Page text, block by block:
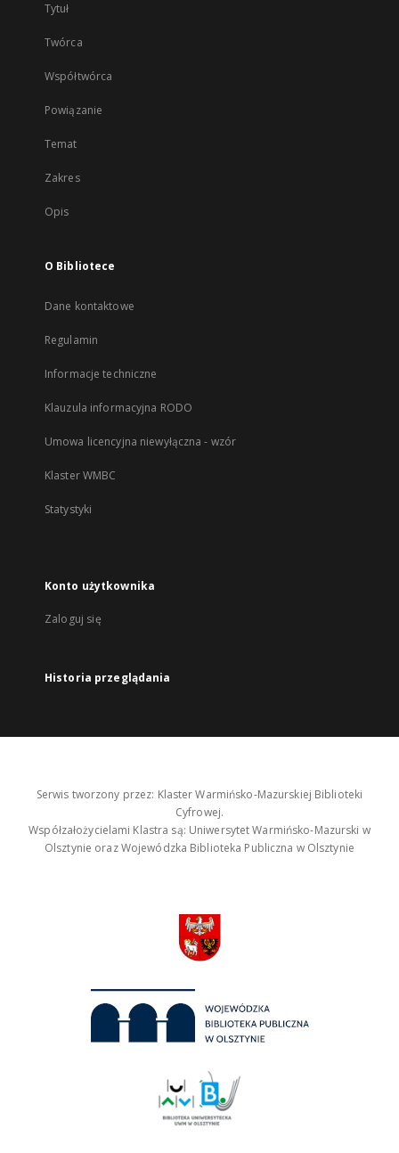
Tytuł
Twórca
Współtwórca
Powiązanie
Temat
Zakres
Opis
O Bibliotece
Dane kontaktowe
Regulamin
Informacje techniczne
Klauzula informacyjna RODO
Umowa licencyjna niewyłączna - wzór
Klaster WMBC
Statystyki
Konto użytkownika
Zaloguj się
Historia przeglądania
Serwis tworzony przez: Klaster Warmińsko-Mazurskiej Biblioteki
Cyfrowej.
Współzałożycielami Klastra są: Uniwersytet Warmińsko-Mazurski w
Olsztynie oraz Wojewódzka Biblioteka Publiczna w Olsztynie